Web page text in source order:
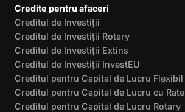
Credite pentru afaceri
Creditul de Investiții
Creditul de Investiții Rotary
Creditul de Investiții Extins
Creditul de Investiții InvestEU
Creditul pentru Capital de Lucru Flexibil
Creditul pentru Capital de Lucru cu Rate
Creditul pentru Capital de Lucru Rotary